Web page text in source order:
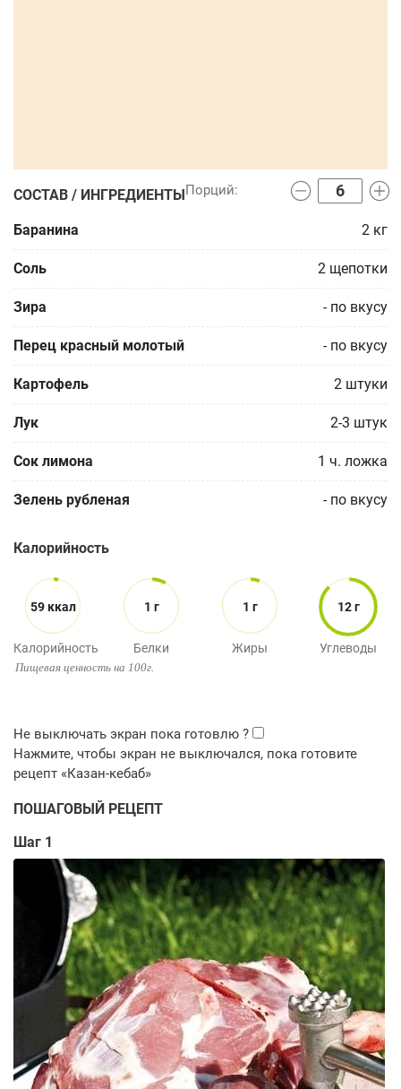
СОСТАВ / ИНГРЕДИЕНТЫ
Баранина 2 кг
Соль 2 щепотки
Зира - по вкусу
Перец красный молотый - по вкусу
Картофель 2 штуки
Лук 2-3 штук
Сок лимона 1 ч. ложка
Зелень рубленая - по вкусу
Калорийность
59 ккал
Калорийность
1 г
Белки
1 г
Жиры
12 г
Углеводы
Пищевая ценность на 100г.
ПОШАГОВЫЙ РЕЦЕПТ
Шаг 1